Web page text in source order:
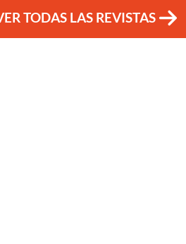
TODAS LAS REVISTAS